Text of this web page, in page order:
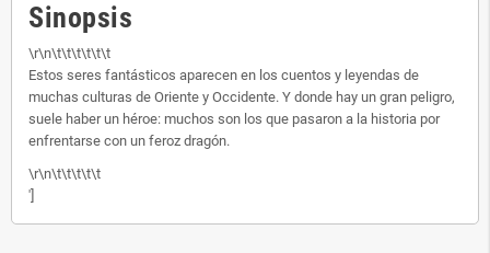
Sinopsis
\r\n\t\t\t\t\t\t
Estos seres fantásticos aparecen en los cuentos y leyendas de
muchas culturas de Oriente y Occidente. Y donde hay un gran peligro,
suele haber un héroe: muchos son los que pasaron a la historia por
enfrentarse con un feroz dragón.
\r\n\t\t\t\t\t
']